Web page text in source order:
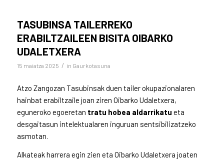
TASUBINSA TAILERREKO
ERABILTZAILEEN BISITA OIBARKO
UDALETXERA
15 maiatza 2025 / in Gaurkotasuna
Atzo Zangozan Tasubinsak duen tailer okupazionalaren
hainbat erabiltzaile joan ziren Oibarko Udaletxera,
eguneroko egoeretan tratu hobea aldarrikatu eta
desgaitasun intelektualaren inguruan sentsibilizatzeko
asmotan.
Alkateak harrera egin zien eta Oibarko Udaletxera joaten